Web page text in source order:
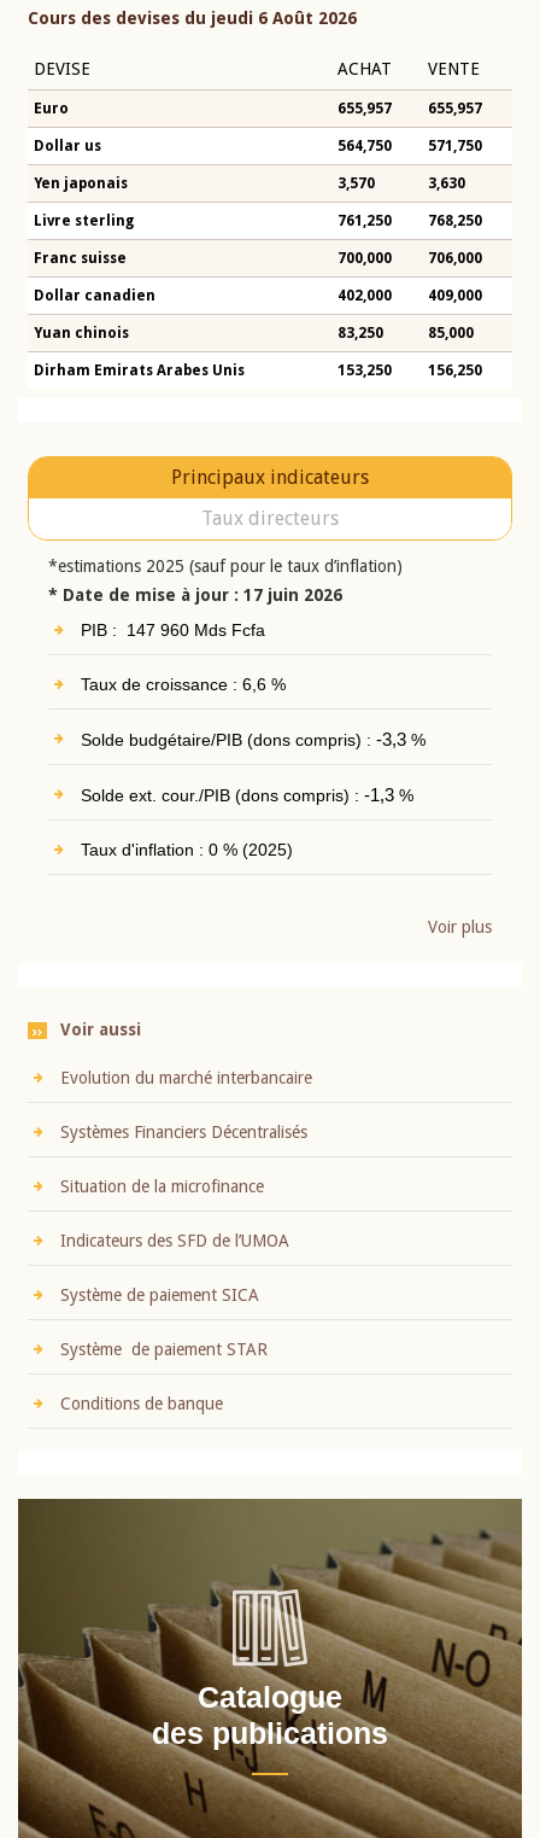
Cours des devises du jeudi 6 Août 2026
DEVISE ACHAT VENTE
Euro 655,957 655,957
Dollar us 564,750 571,750
Yen japonais 3,570 3,630
Livre sterling 761,250 768,250
Franc suisse 700,000 706,000
Dollar canadien 402,000 409,000
Yuan chinois 83,250 85,000
Dirham Emirats Arabes Unis 153,250 156,250
Principaux indicateurs
Taux directeurs
*estimations 2025 (sauf pour le taux d’inflation)
* Date de mise à jour : 17 juin 2026
PIB : 147 960 Mds Fcfa
Taux de croissance : 6,6 %
Solde budgétaire/PIB (dons compris) : -3,3%
Solde ext. cour./PIB (dons compris) : -1,3%
Taux d'inflation : 0 % (2025)
Voir plus
Voir aussi
Evolution du marché interbancaire
Systèmes Financiers Décentralisés
Situation de la microfinance
Indicateurs des SFD de l’UMOA
Système de paiement SICA
Système de paiement STAR
Conditions de banque
Catalogue
des publications